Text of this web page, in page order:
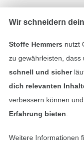
In den deutschen
Wir schneidern
Stoffe Hemmers nutzt
zu gewährleisten, dass
schnell und sicher
dich relevanten
verbessern können
Erfahrung bieten
Weitere Informationen